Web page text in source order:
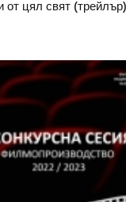
от цял свят (трейлър)